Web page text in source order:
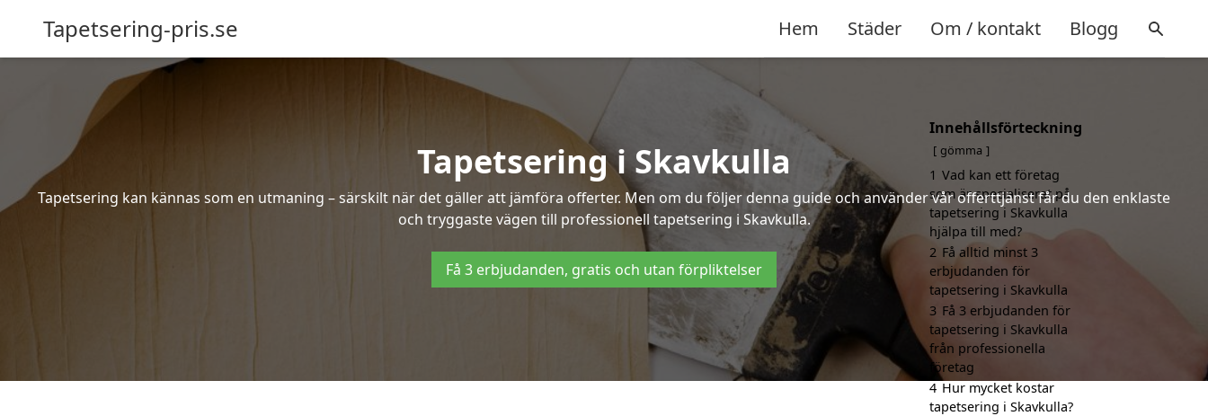
Tapetsering-pris.se Hem Städer Om / kontakt Blogg
Tapetsering i Skavkulla
Tapetsering kan kännas som en utmaning – särskilt när det gäller att jämföra offerter. Men om du följer denna guide och använder vår offerttjänst får du den enklaste
och tryggaste vägen till professionell tapetsering i Skavkulla.
Få 3 erbjudanden, gratis och utan förpliktelser
Innehållsförteckning
gömma
1 Vad kan ett företag
som är specialiserat på
tapetsering i Skavkulla
hjälpa till med?
2 Få alltid minst 3
erbjudanden för
tapetsering i Skavkulla
3 Få 3 erbjudanden för
tapetsering i Skavkulla
från professionella
företag
4 Hur mycket kostar
tapetsering i Skavkulla?